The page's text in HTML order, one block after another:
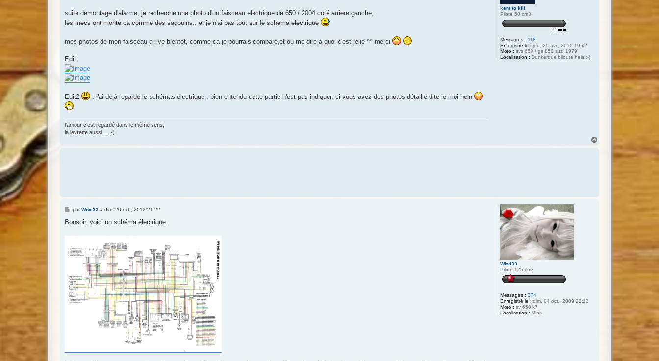
kent to kill
Pilote 50 cm3
Messages : 118
Enregistré le : jeu. 29 avr., 2010 19:42
Moto : svs 650 / gs 850 suz' 1979'
Localisation : Dunkerque biloute hein :-)
g
suite demontage d'alarme, je recherche une photo d'un faisceau electrique de 650 / 2004 coté arriere gauche,
les mecs ont monté ca comme des sagouins.. et je n'ai pas tout sur le schema electrique
mes photos de mon faisceau arrive bientot, comme ca je pourrais comparé,et ou me dire a quoi c'est relié ^^ merci
Edit:
Edit2 : j'ai déjà regardé le schémas électrique , bien entendu cette partie n'est pas indiquer, ci vous avez des photos détaillé dite le moi hein
l'amour c'est regardé dans le même sens,
la levrette aussi ... :-)
Wiwi33
Pilote 125 cm3
Messages : 374
Enregistré le : dim. 04 oct., 2009 22:13
Moto : sv 650 k7
Localisation : Mios
M
s
parWiwi33» dim. 20 oct., 2013 21:22
Bonsoir, voici un schéma électrique.